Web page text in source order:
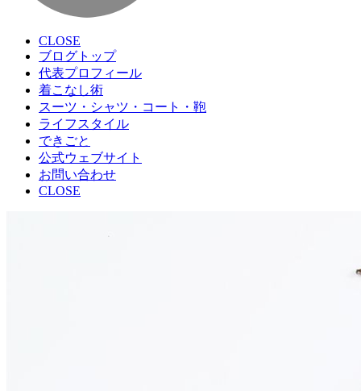
CLOSE
ブログトップ
代表プロフィール
着こなし術
スーツ・シャツ・コート・鞄
ライフスタイル
できごと
公式ウェブサイト
お問い合わせ
CLOSE